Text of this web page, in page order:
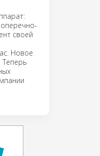
своей
Новое
Теперь